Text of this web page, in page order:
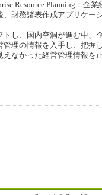
Resource Planning：企
財務諸表作成アプリケー
し、国内空洞が進む中、
理の情報を入手し、把握
なかった経営管理情報を